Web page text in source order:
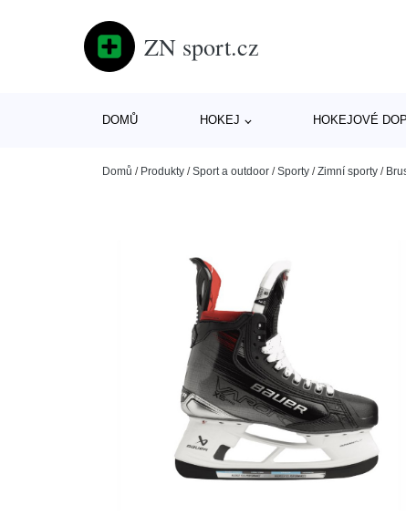
ZN sport.cz
DOMŮ HOKEJ HOKEJOVÉ
Domů / Produkty /Sport a outdoor /Sporty /Zimní sporty /